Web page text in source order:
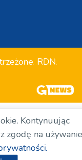
RDN.
Kontynuując
zgodę na używanie